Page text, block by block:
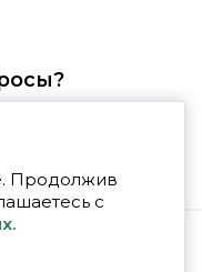
Продолжив
с